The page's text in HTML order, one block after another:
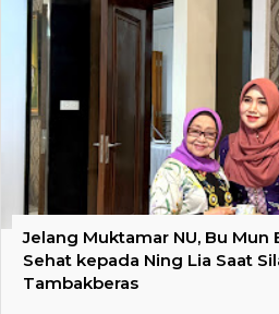
Jelang Muktamar NU, Bu Mun
Sehat kepada Ning Lia Saat
Tambakberas